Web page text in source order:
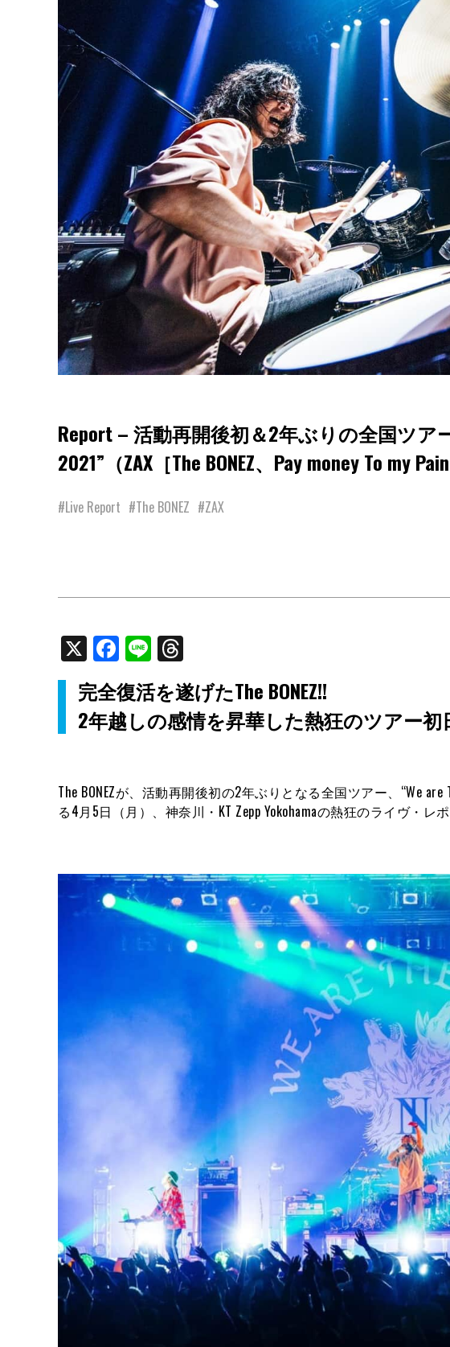
Report – 活動再開後初＆2年ぶりの全国ツアー
2021”（ZAX［The BONEZ、Pay money To my Pain
#Live Report #The BONEZ #ZAX
X Facebook
Line
完全復活を遂げたThe BONEZ!!
2年越しの感情を昇華した熱狂のツアー初
The BONEZが、活動再開後初の2年ぶりとなる全国ツアー、“We
る4月5日（月）、神奈川・KT Zepp Yokohamaの熱狂のライヴ・レ